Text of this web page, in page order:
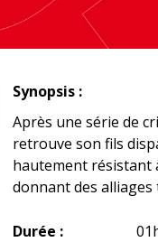
Synopsis :
Après une série de
retrouve son fils
hautement résistant
donnant des alliages
Durée :